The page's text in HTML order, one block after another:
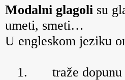
Modalni glagoli su
umeti, smeti…
U engleskom jeziku
1.
traže